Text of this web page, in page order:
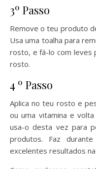
3º Passo
Remove o teu produto
Usa uma toalha para
rosto, e fá-lo com leves
rosto.
4 º Passo
Aplica no teu rosto e
ou uma vitamina e
usa-o desta vez para
produtos. Faz
excelentes resultados